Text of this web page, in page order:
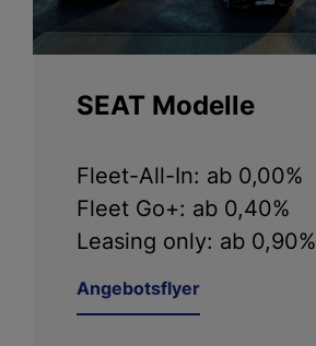
SEAT Modelle
Fleet-All-In: ab 0,00%
Fleet Go+: ab 0,40%
Leasing only: ab 0,90%
Angebotsflyer